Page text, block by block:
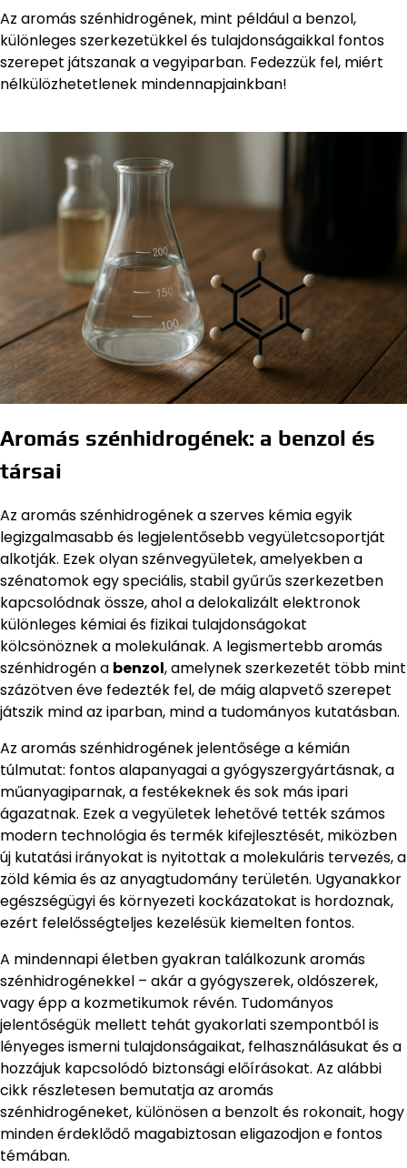
Az aromás szénhidrogének, mint például a benzol,
különleges szerkezetükkel és tulajdonságaikkal fontos
szerepet játszanak a vegyiparban. Fedezzük fel, miért
nélkülözhetetlenek mindennapjainkban!
Aromás szénhidrogének: a benzol és
társai
Az aromás szénhidrogének a szerves kémia egyik
legizgalmasabb és legjelentősebb vegyületcsoportját
alkotják. Ezek olyan szénvegyületek, amelyekben a
szénatomok egy speciális, stabil gyűrűs szerkezetben
kapcsolódnak össze, ahol a delokalizált elektronok
különleges kémiai és fizikai tulajdonságokat
kölcsönöznek a molekulának. A legismertebb aromás
szénhidrogén a benzol, amelynek szerkezetét több mint
százötven éve fedezték fel, de máig alapvető szerepet
játszik mind az iparban, mind a tudományos kutatásban.
Az aromás szénhidrogének jelentősége a kémián
túlmutat: fontos alapanyagai a gyógyszergyártásnak, a
műanyagiparnak, a festékeknek és sok más ipari
ágazatnak. Ezek a vegyületek lehetővé tették számos
modern technológia és termék kifejlesztését, miközben
új kutatási irányokat is nyitottak a molekuláris tervezés, a
zöld kémia és az anyagtudomány területén. Ugyanakkor
egészségügyi és környezeti kockázatokat is hordoznak,
ezért felelősségteljes kezelésük kiemelten fontos.
A mindennapi életben gyakran találkozunk aromás
szénhidrogénekkel – akár a gyógyszerek, oldószerek,
vagy épp a kozmetikumok révén. Tudományos
jelentőségük mellett tehát gyakorlati szempontból is
lényeges ismerni tulajdonságaikat, felhasználásukat és a
hozzájuk kapcsolódó biztonsági előírásokat. Az alábbi
cikk részletesen bemutatja az aromás
szénhidrogéneket, különösen a benzolt és rokonait, hogy
minden érdeklődő magabiztosan eligazodjon e fontos
témában.